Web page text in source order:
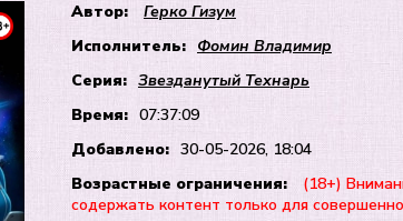
Автор:
Герко Гизум
Исполнитель: Фомин Владимир
Серия: Звезданутый Технарь
Время: 07:37:09
Добавлено: 30-05-2026, 18:04
Возрастные ограничения:
(18+)
содержать контент только для